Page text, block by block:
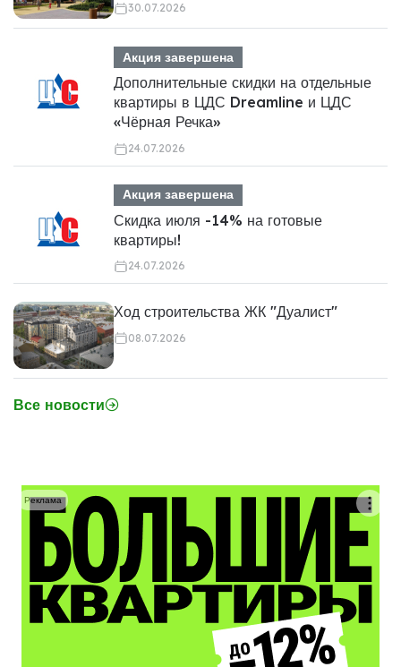
30.07.2026
Акция завершена
Дополнительные скидки на отдельные
квартиры в ЦДС Dreamline и ЦДС
«Чёрная Речка»
24.07.2026
Акция завершена
Скидка июля -14% на готовые
квартиры!
24.07.2026
Ход строительства ЖК "Дуалист"
08.07.2026
Все новости
Реклама